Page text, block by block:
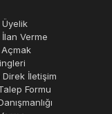
ve durumuna
bir ikinci el
olabilir.
Verme
Direk İletişim
Formu